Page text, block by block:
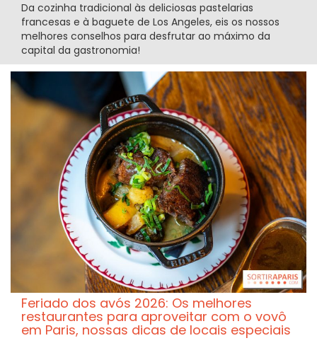
Da cozinha tradicional às deliciosas pastelarias
francesas e à baguete de Los Angeles, eis os nossos
melhores conselhos para desfrutar ao máximo da
capital da gastronomia!
Feriado dos avós 2026: Os melhores
restaurantes para aproveitar com o vovô
em Paris, nossas dicas de locais especiais